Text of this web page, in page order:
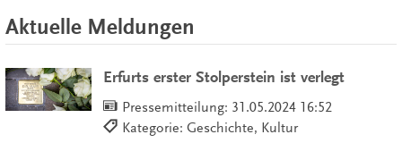
Aktuelle Meldungen
Erfurts erster Stolperstein ist verlegt
Pressemitteilung: 31.05.2024 16:52
Kategorie: Geschichte, Kultur